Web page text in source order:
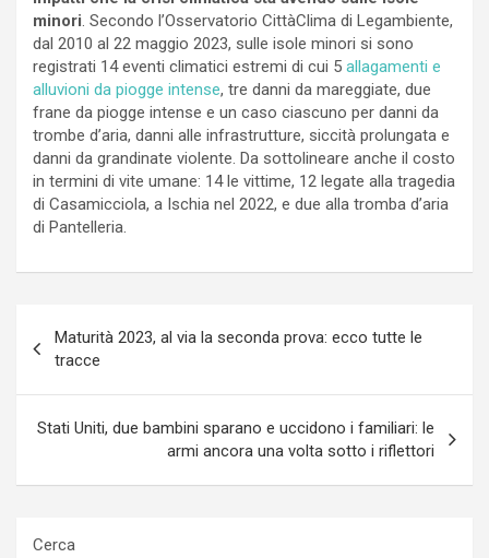
minori. Secondo l’Osservatorio CittàClima di Legambiente,
dal 2010 al 22 maggio 2023, sulle isole minori si sono
registrati 14 eventi climatici estremi di cui 5 allagamenti e
alluvioni da piogge intense, tre danni da mareggiate, due
frane da piogge intense e un caso ciascuno per danni da
trombe d’aria, danni alle infrastrutture, siccità prolungata e
danni da grandinate violente. Da sottolineare anche il costo
in termini di vite umane: 14 le vittime, 12 legate alla tragedia
di Casamicciola, a Ischia nel 2022, e due alla tromba d’aria
di Pantelleria.
articoli
Maturità 2023, al via la seconda prova: ecco tutte le
tracce
Stati Uniti, due bambini sparano e uccidono i familiari: le
armi ancora una volta sotto i riflettori
Cerca